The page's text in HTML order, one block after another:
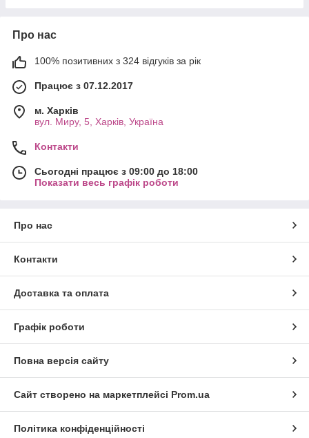
Про нас
100% позитивних з 324 відгуків за рік
Працює з 07.12.2017
м. Харків
вул. Миру, 5, Харків, Україна
Контакти
Сьогодні працює з 09:00 до 18:00
Показати весь графік роботи
Про нас
Контакти
Доставка та оплата
Графік роботи
Повна версія сайту
Сайт створено на маркетплейсі Prom.ua
Політика конфіденційності